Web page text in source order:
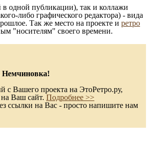
в одной публикации), так и коллажи
либо графического редактора) - вида
Так же место на проекте и ретро
"носителям" своего времени.
Немчиновка!
с Вашего проекта на ЭтоРетро.ру,
Ваш сайт. Подробнее >>
ссылки на Вас - просто напишите нам